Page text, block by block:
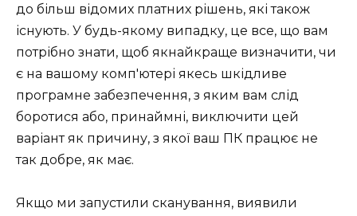
до більш відомих платних рішень, які також
існують. У будь-якому випадку, це все, що вам
потрібно знати, щоб якнайкраще визначити, чи
є на вашому комп'ютері якесь шкідливе
програмне забезпечення, з яким вам слід
боротися або, принаймні, виключити цей
варіант як причину, з якої ваш ПК працює не
так добре, як має.
Якщо ми запустили сканування, виявили